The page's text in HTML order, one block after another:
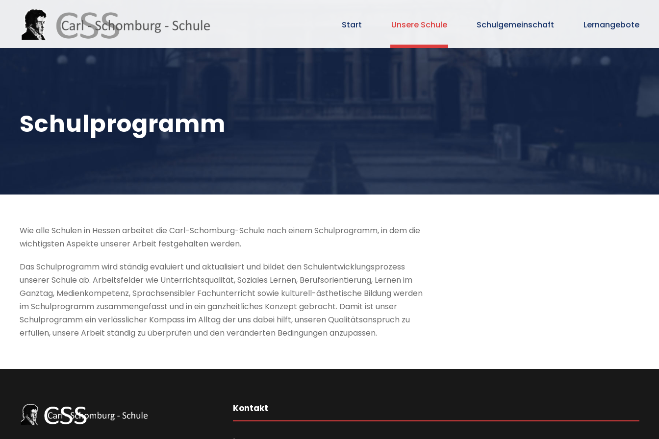
Start Unsere Schule Schulgemeinschaft Lernangebote
Schulprogramm
Wie alle Schulen in Hessen arbeitet die Carl-Schomburg-Schule nach einem Schulprogramm, in dem die
wichtigsten Aspekte unserer Arbeit festgehalten werden.
Das Schulprogramm wird ständig evaluiert und aktualisiert und bildet den Schulentwicklungsprozess
unserer Schule ab. Arbeitsfelder wie Unterrichtsqualität, Soziales Lernen, Berufsorientierung, Lernen im
Ganztag, Medienkompetenz, Sprachsensibler Fachunterricht sowie kulturell-ästhetische Bildung werden
im Schulprogramm zusammengefasst und in ein ganzheitliches Konzept gebracht. Damit ist unser
Schulprogramm ein verlässlicher Kompass im Alltag der uns dabei hilft, unseren Qualitätsanspruch zu
erfüllen, unsere Arbeit ständig zu überprüfen und den veränderten Bedingungen anzupassen.
Kontakt